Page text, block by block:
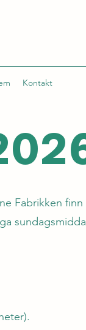
Kontakt
Fabrikken